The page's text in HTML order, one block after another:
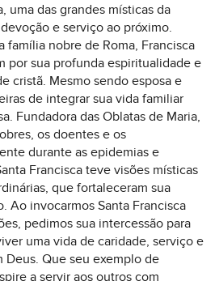
uma das grandes místicas da
e serviço ao próximo.
família nobre de Roma, Francisca
por sua profunda espiritualidade e
cristã. Mesmo sendo esposa e
de integrar sua vida familiar
Fundadora das Oblatas de Maria,
os doentes e os
durante as epidemias e
Francisca teve visões místicas
que fortaleceram sua
Ao invocarmos Santa Francisca
pedimos sua intercessão para
uma vida de caridade, serviço e
Que seu exemplo de
a servir aos outros com